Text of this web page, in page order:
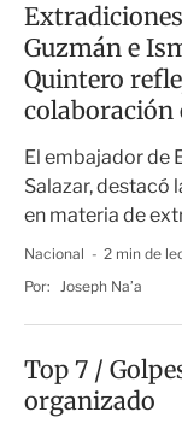
Guzmán e
Quintero
colaboración
México y EU
El embajador de
Salazar, destacó
en materia de
Nacional
2 min de
Por: Joseph Na’a
Top 7 /
organizado